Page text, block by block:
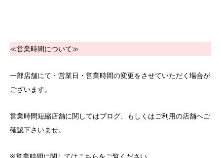
≪営業時間について≫
一部店舗にて・営業日・営業時間の変更をさせていただく場合が
ございます。
営業時間短縮店舗に関してはブログ、もしくはご利用の店舗へご
確認下さいませ。